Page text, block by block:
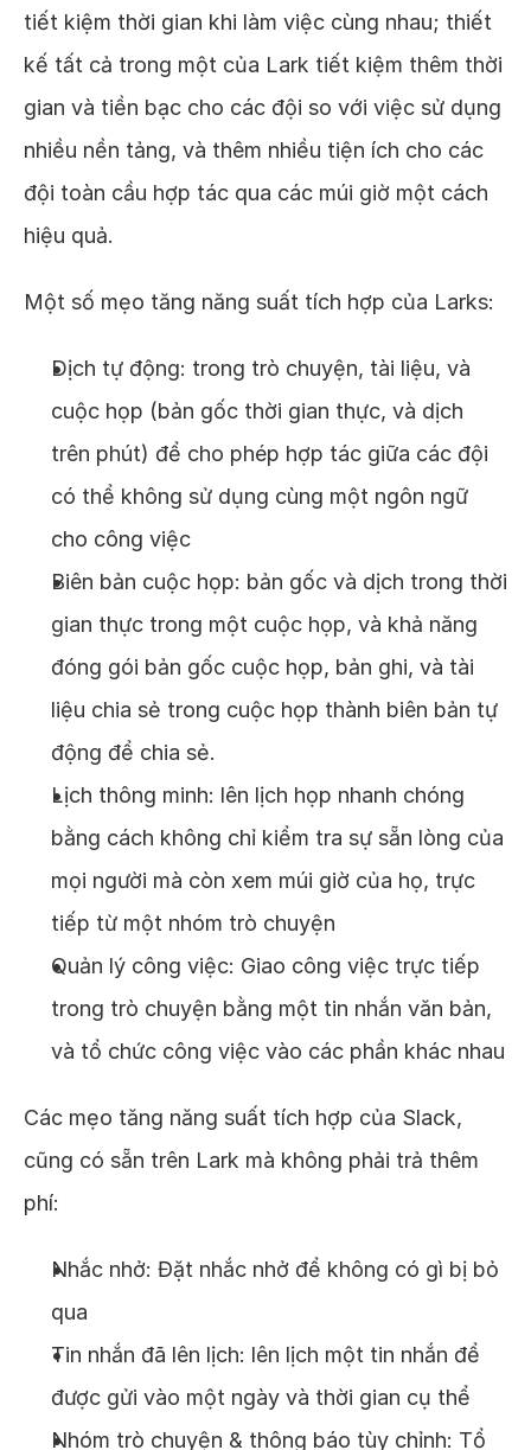
tiết kiệm thời gian khi làm việc cùng nhau; thiết
kế tất cả trong một của Lark tiết kiệm thêm thời
gian và tiền bạc cho các đội so với việc sử dụng
nhiều nền tảng, và thêm nhiều tiện ích cho các
đội toàn cầu hợp tác qua các múi giờ một cách
hiệu quả.
Một số mẹo tăng năng suất tích hợp của Larks:
Dịch tự động: trong trò chuyện, tài liệu, và
cuộc họp (bản gốc thời gian thực, và dịch
trên phút) để cho phép hợp tác giữa các đội
có thể không sử dụng cùng một ngôn ngữ
cho công việc
Biên bản cuộc họp: bản gốc và dịch trong thời
gian thực trong một cuộc họp, và khả năng
đóng gói bản gốc cuộc họp, bản ghi, và tài
liệu chia sẻ trong cuộc họp thành biên bản tự
động để chia sẻ.
Lịch thông minh: lên lịch họp nhanh chóng
bằng cách không chỉ kiểm tra sự sẵn lòng của
mọi người mà còn xem múi giờ của họ, trực
tiếp từ một nhóm trò chuyện
Quản lý công việc: Giao công việc trực tiếp
trong trò chuyện bằng một tin nhắn văn bản,
và tổ chức công việc vào các phần khác nhau
Các mẹo tăng năng suất tích hợp của Slack,
cũng có sẵn trên Lark mà không phải trả thêm
phí:
Nhắc nhở: Đặt nhắc nhở để không có gì bị bỏ
qua
Tin nhắn đã lên lịch: lên lịch một tin nhắn để
được gửi vào một ngày và thời gian cụ thể
Nhóm trò chuyện & thông báo tùy chỉnh: Tổ